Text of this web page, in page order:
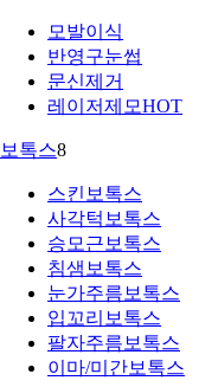
모발이식
반영구눈썹
문신제거
레이저제모HOT
보톡스8
스킨보톡스
사각턱보톡스
승모근보톡스
침샘보톡스
눈가주름보톡스
입꼬리보톡스
팔자주름보톡스
이마/미간보톡스